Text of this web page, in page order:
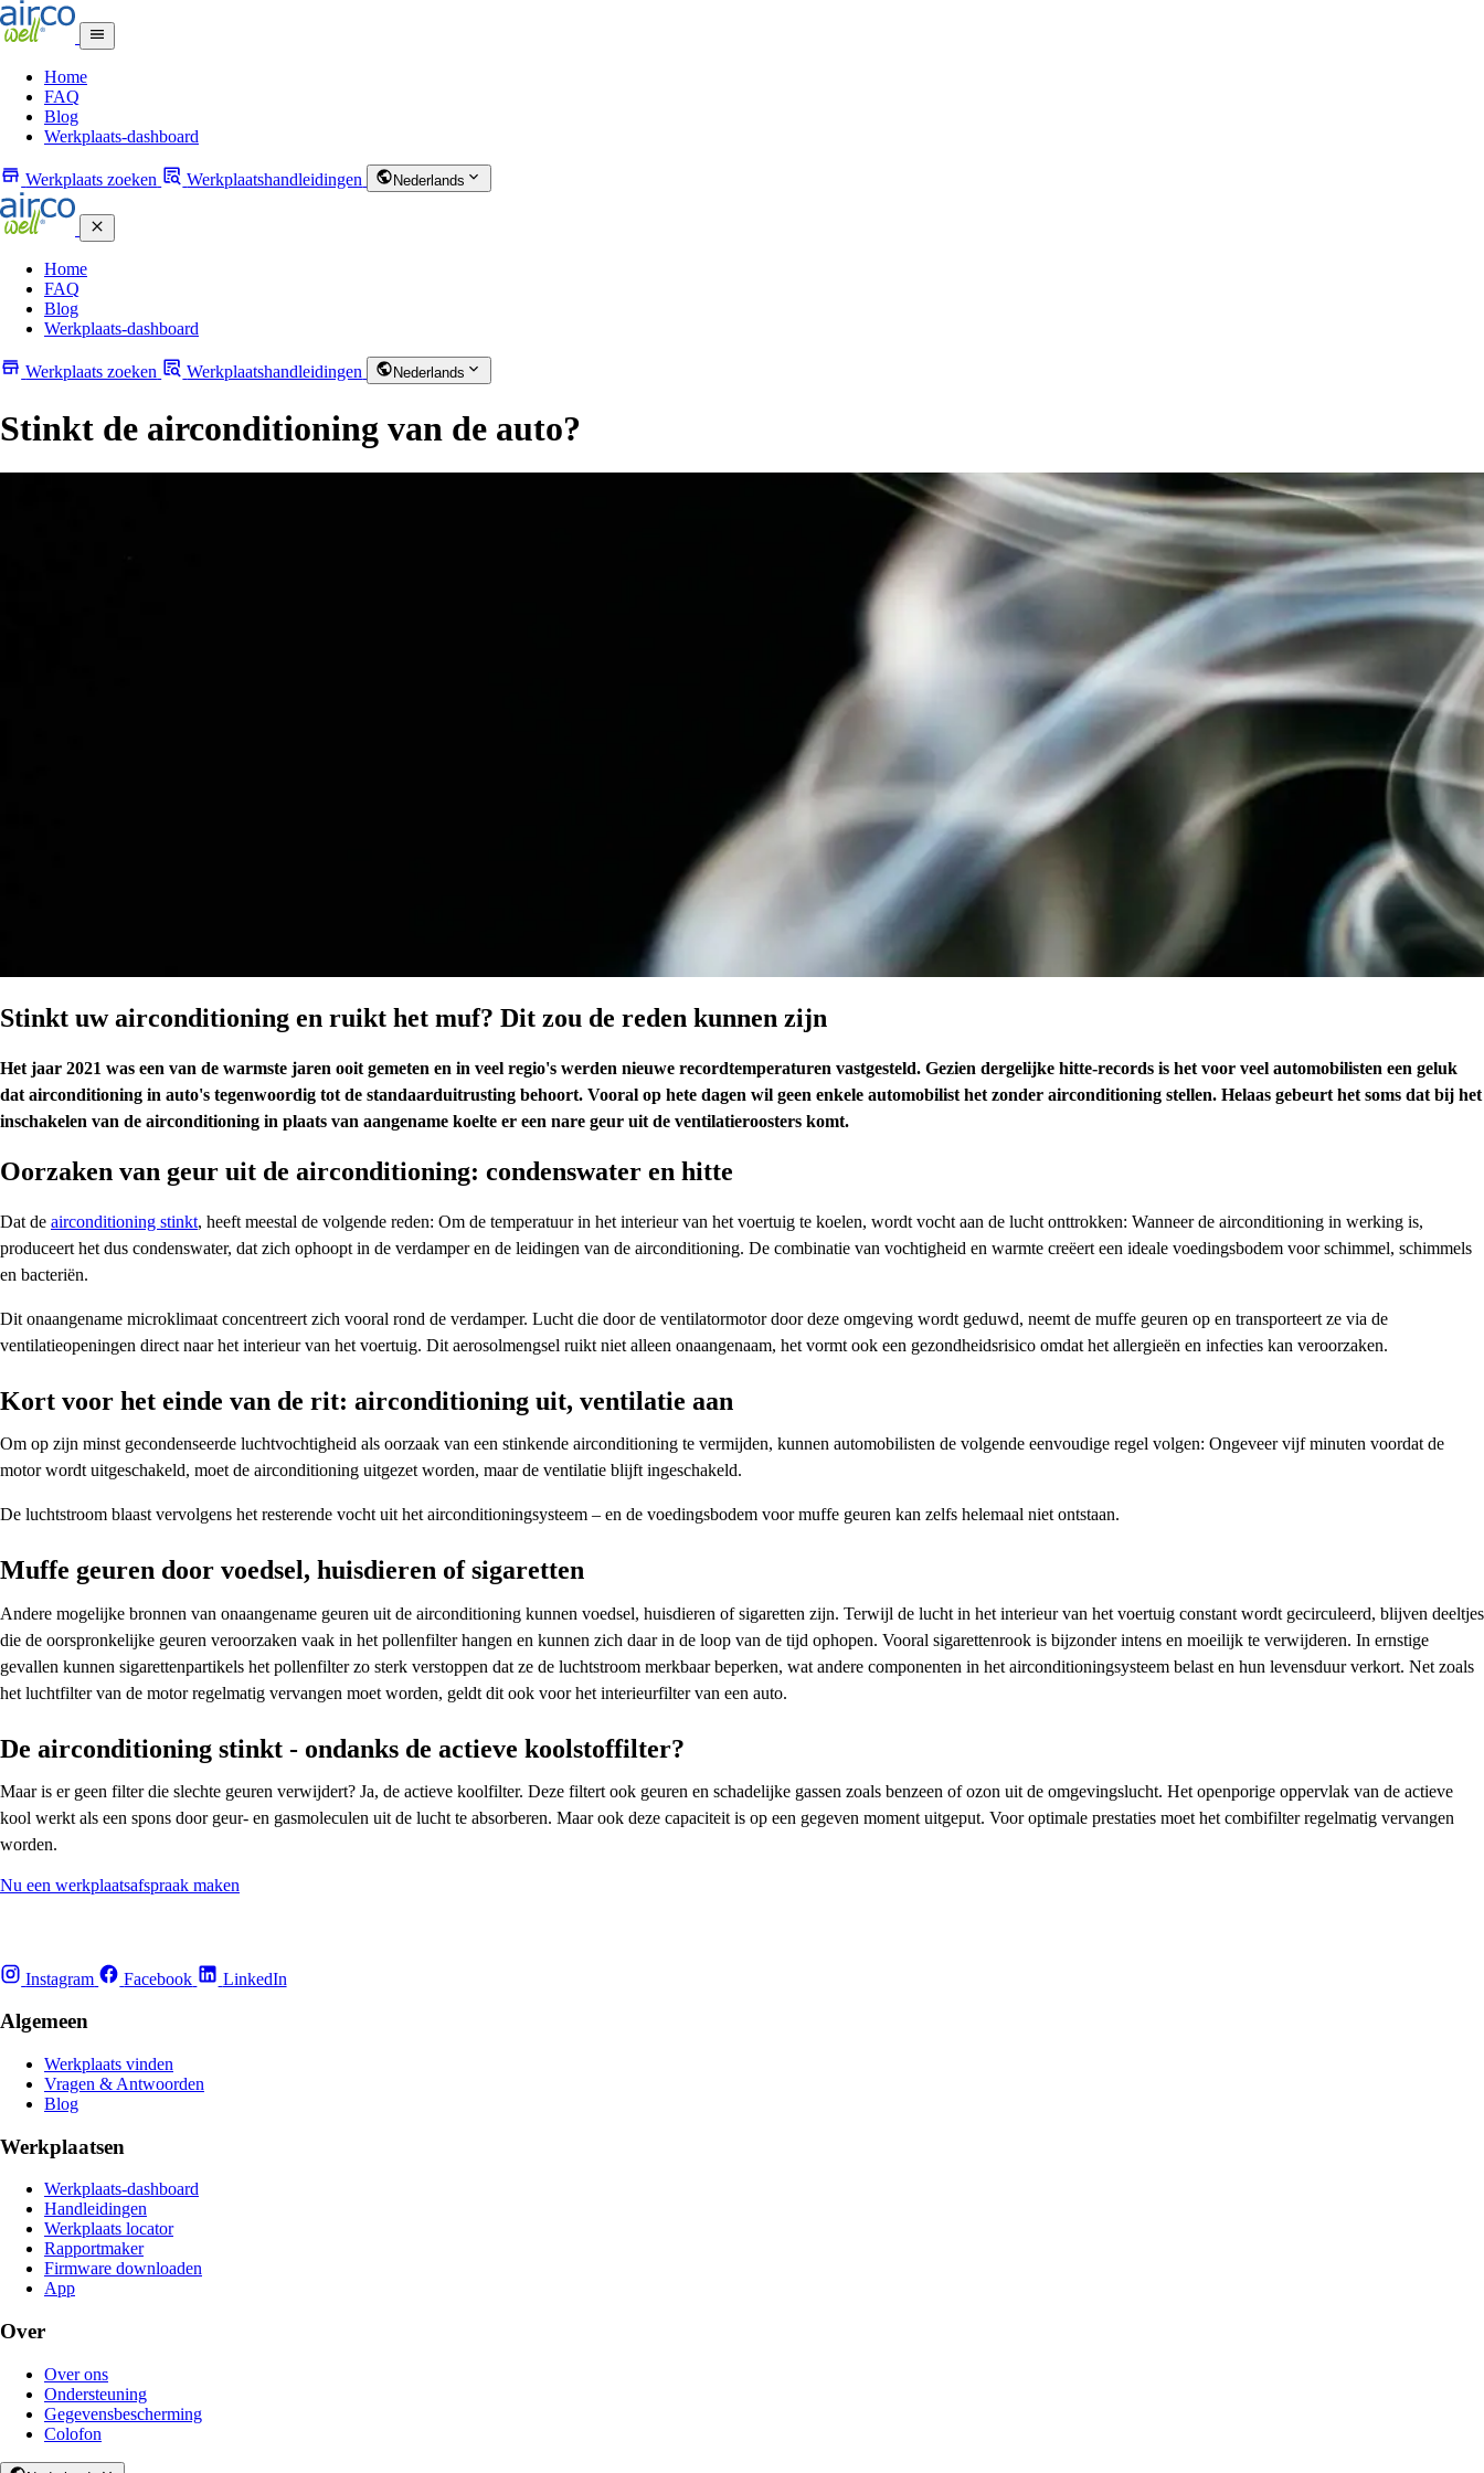
Home
FAQ
Blog
Werkplaats-dashboard
Werkplaats zoeken Werkplaatshandleidingen Nederlands
Home
FAQ
Blog
Werkplaats-dashboard
Werkplaats zoeken Werkplaatshandleidingen Nederlands
Stinkt de airconditioning van de auto?
Stinkt uw airconditioning en ruikt het muf? Dit zou de reden kunnen zijn
Het jaar 2021 was een van de warmste jaren ooit gemeten en in veel regio's werden nieuwe recordtemperaturen vastgesteld. Gezien dergelijke hitte-records is het voor veel automobilisten een geluk
dat airconditioning in auto's tegenwoordig tot de standaarduitrusting behoort. Vooral op hete dagen wil geen enkele automobilist het zonder airconditioning stellen. Helaas gebeurt het soms dat bij het
inschakelen van de airconditioning in plaats van aangename koelte er een nare geur uit de ventilatieroosters komt.
Oorzaken van geur uit de airconditioning: condenswater en hitte
Dat de airconditioning stinkt, heeft meestal de volgende reden: Om de temperatuur in het interieur van het voertuig te koelen, wordt vocht aan de lucht onttrokken: Wanneer de airconditioning in werking is,
produceert het dus condenswater, dat zich ophoopt in de verdamper en de leidingen van de airconditioning. De combinatie van vochtigheid en warmte creëert een ideale voedingsbodem voor schimmel, schimmels
en bacteriën.
Dit onaangename microklimaat concentreert zich vooral rond de verdamper. Lucht die door de ventilatormotor door deze omgeving wordt geduwd, neemt de muffe geuren op en transporteert ze via de
ventilatieopeningen direct naar het interieur van het voertuig. Dit aerosolmengsel ruikt niet alleen onaangenaam, het vormt ook een gezondheidsrisico omdat het allergieën en infecties kan veroorzaken.
Kort voor het einde van de rit: airconditioning uit, ventilatie aan
Om op zijn minst gecondenseerde luchtvochtigheid als oorzaak van een stinkende airconditioning te vermijden, kunnen automobilisten de volgende eenvoudige regel volgen: Ongeveer vijf minuten voordat de
motor wordt uitgeschakeld, moet de airconditioning uitgezet worden, maar de ventilatie blijft ingeschakeld.
De luchtstroom blaast vervolgens het resterende vocht uit het airconditioningsysteem – en de voedingsbodem voor muffe geuren kan zelfs helemaal niet ontstaan.
Muffe geuren door voedsel, huisdieren of sigaretten
Andere mogelijke bronnen van onaangename geuren uit de airconditioning kunnen voedsel, huisdieren of sigaretten zijn. Terwijl de lucht in het interieur van het voertuig constant wordt gecirculeerd, blijven deeltjes
die de oorspronkelijke geuren veroorzaken vaak in het pollenfilter hangen en kunnen zich daar in de loop van de tijd ophopen. Vooral sigarettenrook is bijzonder intens en moeilijk te verwijderen. In ernstige
gevallen kunnen sigarettenpartikels het pollenfilter zo sterk verstoppen dat ze de luchtstroom merkbaar beperken, wat andere componenten in het airconditioningsysteem belast en hun levensduur verkort. Net zoals
het luchtfilter van de motor regelmatig vervangen moet worden, geldt dit ook voor het interieurfilter van een auto.
De airconditioning stinkt - ondanks de actieve koolstoffilter?
Maar is er geen filter die slechte geuren verwijdert? Ja, de actieve koolfilter. Deze filtert ook geuren en schadelijke gassen zoals benzeen of ozon uit de omgevingslucht. Het openporige oppervlak van de actieve
kool werkt als een spons door geur- en gasmoleculen uit de lucht te absorberen. Maar ook deze capaciteit is op een gegeven moment uitgeput. Voor optimale prestaties moet het combifilter regelmatig vervangen
worden.
Nu een werkplaatsafspraak maken
Instagram Facebook LinkedIn
Algemeen
Werkplaats vinden
Vragen & Antwoorden
Blog
Werkplaatsen
Werkplaats-dashboard
Handleidingen
Werkplaats locator
Rapportmaker
Firmware downloaden
App
Over
Over ons
Ondersteuning
Gegevensbescherming
Colofon